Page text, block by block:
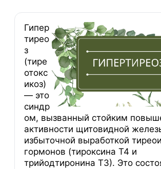
Гипер
тирео
з
(тире
отокс
икоз)
— это
синдр
ом, вызванный стойким
активности щитовидной
избыточной выработкой
гормонов (тироксина Т4 и
трийодтиронина Т3). Это